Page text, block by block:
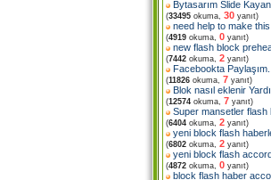
Bytasarım Slide
(33495 okuma, 30 yanıt)
need help to make
(4919 okuma, 0 yanıt)
new flash block
(7442 okuma, 2 yanıt)
Facebookta Paylaşım..
(11826 okuma, 7 yanıt)
Blok nasıl eklenir
(12574 okuma, 7 yanıt)
Super mansetler flash
(6404 okuma, 2 yanıt)
yeni block flash
(6802 okuma, 2 yanıt)
yeni block flash
(4872 okuma, 0 yanıt)
block flash haber